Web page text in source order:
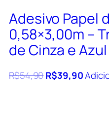
Adesivo Papel
0,58×3,00m –
de Cinza e Azul
R$54,90R$39,90